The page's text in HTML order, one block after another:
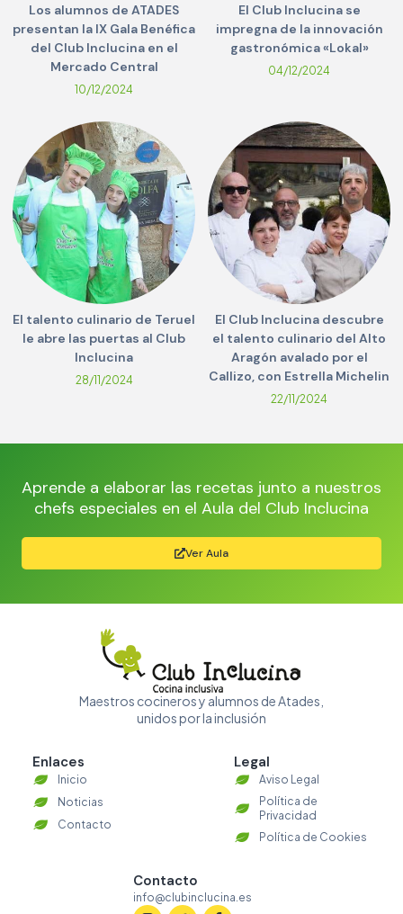
Los alumnos de ATADES
presentan la IX Gala Benéfica
del Club Inclucina en el
Mercado Central
10/12/2024
El Club Inclucina se
impregna de la innovación
gastronómica «Lokal»
04/12/2024
El talento culinario de Teruel
le abre las puertas al Club
Inclucina
28/11/2024
El Club Inclucina descubre
el talento culinario del Alto
Aragón avalado por el
Callizo, con Estrella Michelin
22/11/2024
Aprende a elaborar las recetas junto a nuestros
chefs especiales en el Aula del Club Inclucina
Ver Aula
Maestros cocineros y alumnos de Atades,
unidos por la inclusión
Enlaces
Inicio
Noticias
Contacto
Legal
Aviso Legal
Política de
Privacidad
Política de Cookies
Contacto
info@clubinclucina.es